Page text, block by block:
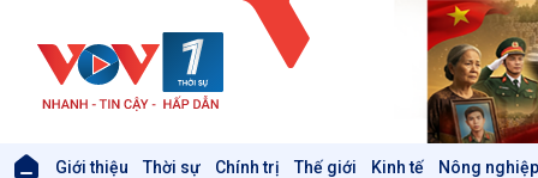
Giới thiệu Thời sự Chính trị Thế giới Kinh tế Nông